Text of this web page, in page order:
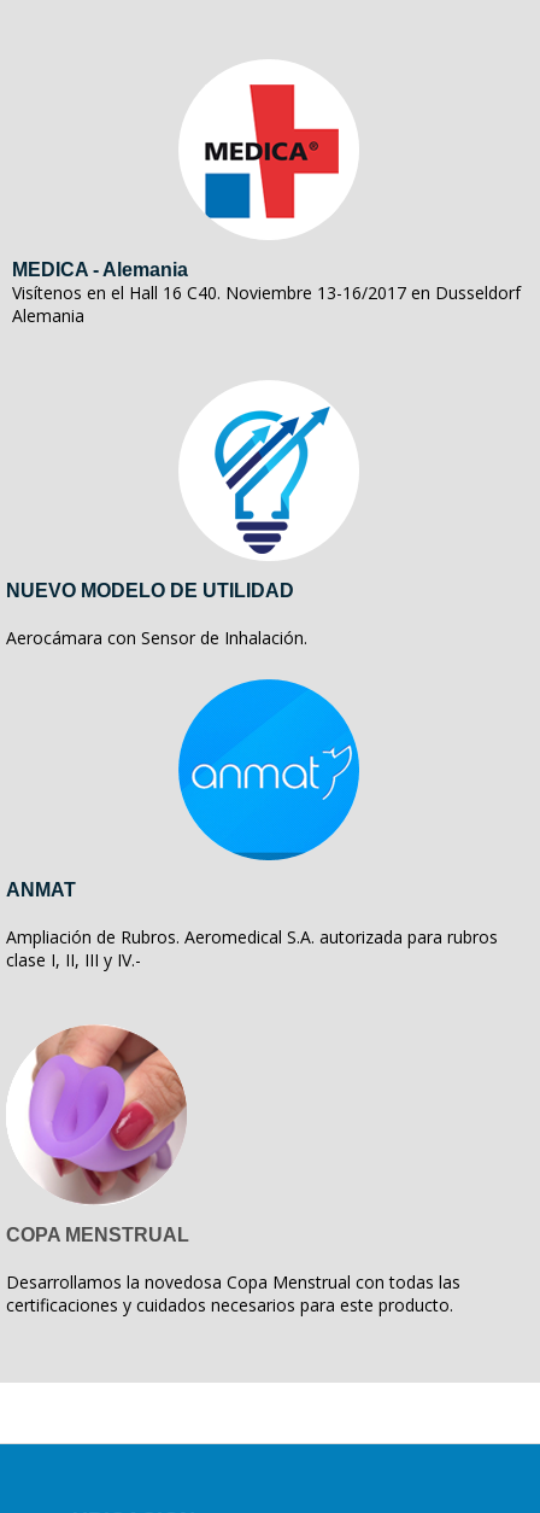
MEDICA - Alemania
Visítenos en el Hall 16 C40. Noviembre 13-16/2017 en Dusseldorf
Alemania
NUEVO MODELO DE UTILIDAD
Aerocámara con Sensor de Inhalación.
ANMAT
Ampliación de Rubros. Aeromedical S.A. autorizada para rubros
clase I, II, III y IV.-
COPA MENSTRUAL
Desarrollamos la novedosa Copa Menstrual con todas las
certificaciones y cuidados necesarios para este producto.